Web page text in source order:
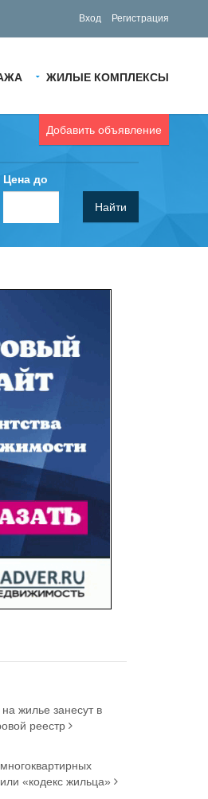
Вход Регистрация
ЖИЛЫЕ КОМПЛЕКСЫ
Добавить объявление
Цена до
Найти
жилье занесут в
реестр
«кодекс жильца»